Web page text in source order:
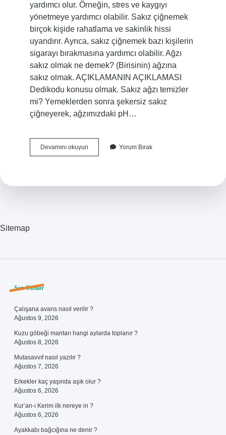
yardımcı olur. Örneğin, stres ve kaygıyı
yönetmeye yardımcı olabilir. Sakız çiğnemek
birçok kişide rahatlama ve sakinlik hissi
uyandırır. Ayrıca, sakız çiğnemek bazı kişilerin
sigarayı bırakmasına yardımcı olabilir. Ağzı
sakız olmak ne demek? (Birisinin) ağzına
sakız olmak. AÇIKLAMANIN AÇIKLAMASI
Dedikodu konusu olmak. Sakız ağzı temizler
mi? Yemeklerden sonra şekersiz sakız
çiğneyerek, ağzımızdaki pH…
Devamını okuyunAğzına
Sakız
Yorum Bırak
Sitemap
Sidebar
Son Yazılar
Çalışana avans nasıl verilir ?
Ağustos 9, 2026
Kuzu göbeği mantarı hangi aylarda toplanır ?
Ağustos 8, 2026
Mutasavvıf nasıl yazılır ?
Ağustos 7, 2026
Erkekler kaç yaşında aşık olur ?
Ağustos 6, 2026
Kur’an-ı Kerim ilk nereye in ?
Ağustos 6, 2026
Ayakkabı bağcığına ne denir ?